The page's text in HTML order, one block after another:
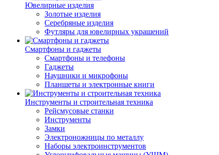
Ювелирные изделия
Золотые изделия
Серебряные изделия
Футляры для ювелирных украшений
Смартфоны и гаджеты
Смартфоны и телефоны
Гаджеты
Наушники и микрофоны
Планшеты и электронные книги
Инструменты и строительная техника
Рейсмусовые станки
Инструменты
Замки
Электроножницы по металлу
Наборы электроинструментов